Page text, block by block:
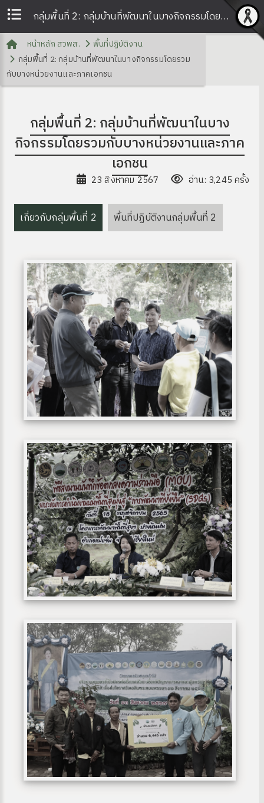
กลุ่มพื้นที่ 2: กลุ่มบ้านที่พัฒนาในบางกิจกรรมโดยรวมกับบางหน่วยงานและภาคเอกชน | สวพส.
หน้าหลัก สวพส.
พื้นที่ปฏิบัติงาน
กลุ่มพื้นที่ 2: กลุ่มบ้านที่พัฒนาในบางกิจกรรมโดยรวม
กับบางหน่วยงานและภาคเอกชน
กลุ่มพื้นที่ 2: กลุ่มบ้านที่พัฒนาในบาง
กิจกรรมโดยรวมกับบางหน่วยงานและภาค
เอกชน
23 สิงหาคม 2567 อ่าน: 3,245 ครั้ง
เกี่ยวกับกลุ่มพื้นที่ 2 พื้นที่ปฏิบัติงานกลุ่มพื้นที่ 2